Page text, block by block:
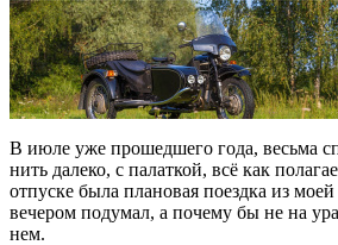
В июле уже прошедшего года, весьма
нить далеко, с палаткой, всё как
отпуске была плановая поездка из
вечером подумал, а почему бы не на
нем.